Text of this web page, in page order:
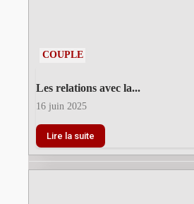
COUPLE
Les relations avec la...
16 juin 2025
Lire la suite